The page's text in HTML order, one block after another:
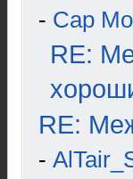
- Cap
RE:
RE:
-